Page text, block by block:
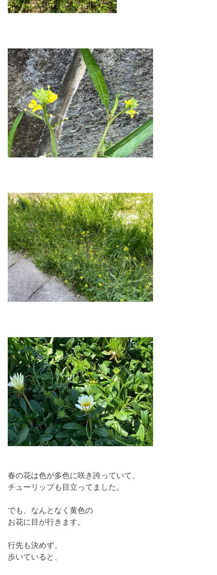
春の花は色が多色に咲き誇っていて、
チューリップも目立ってました。
でも、なんとなく黄色の
お花に目が行きます。
行先も決めず、
歩いていると、